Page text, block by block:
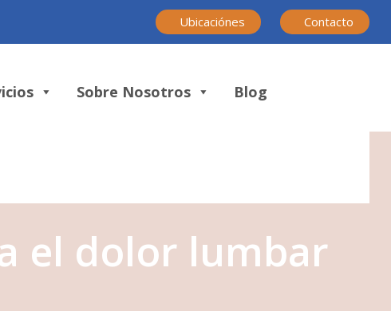
Ubicaciónes Contacto
Sobre Nosotros Blog
el dolor lumbar